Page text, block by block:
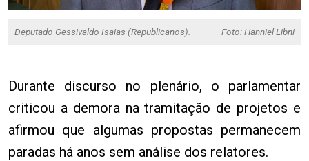
Deputado Gessivaldo Isaias (Republicanos). Foto: Hanniel Libni
Durante discurso no plenário, o parlamentar
criticou a demora na tramitação de projetos e
afirmou que algumas propostas permanecem
paradas há anos sem análise dos relatores.